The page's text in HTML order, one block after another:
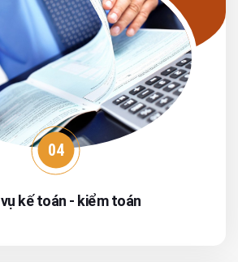
04
kế toán - kiểm toán